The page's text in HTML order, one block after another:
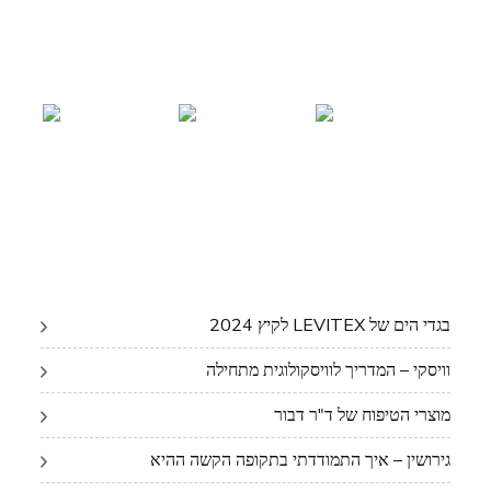
בגדי הים של LEVITEX לקיץ 2024
וויסקי – המדריך לוויסקולוגית מתחילה
מוצרי הטיפוח של ד"ר דבור
גירושין – איך התמודדתי בתקופה הקשה ההיא